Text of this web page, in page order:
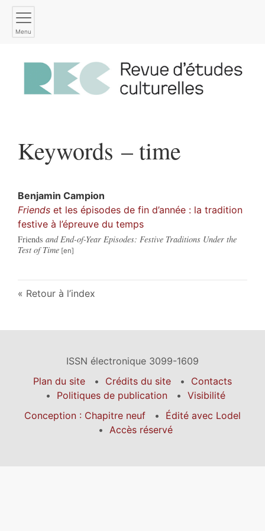
Menu
Keywords – time
Benjamin Campion
Friends et les épisodes de fin d’année : la tradition
festive à l’épreuve du temps
Friends and End-of-Year Episodes: Festive Traditions Under the
Test of Time
Retour à l’index
ISSN électronique 3099-1609
Plan du site
Crédits du site
Contacts
Politiques de publication
Visibilité
Conception : Chapitre neuf
Édité avec Lodel
Accès réservé